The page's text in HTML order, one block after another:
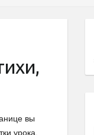
вы
урока,